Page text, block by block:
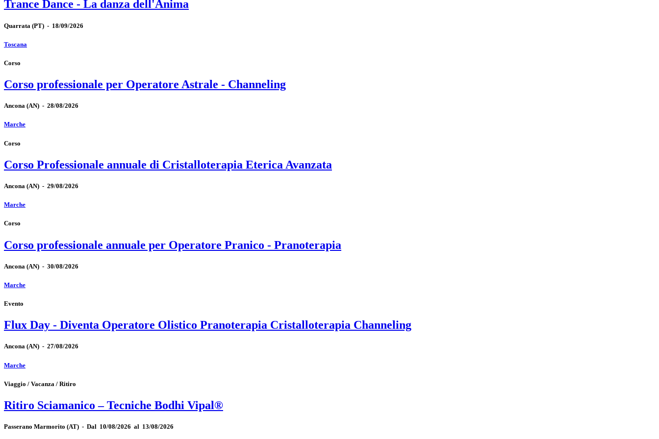
Trance Dance - La danza dell'Anima
Quarrata (PT) - 18/09/2026
Toscana
Corso
Corso professionale per Operatore Astrale - Channeling
Ancona (AN) - 28/08/2026
Marche
Corso
Corso Professionale annuale di Cristalloterapia Eterica Avanzata
Ancona (AN) - 29/08/2026
Marche
Corso
Corso professionale annuale per Operatore Pranico - Pranoterapia
Ancona (AN) - 30/08/2026
Marche
Evento
Flux Day - Diventa Operatore Olistico Pranoterapia Cristalloterapia Channeling
Ancona (AN) - 27/08/2026
Marche
Viaggio / Vacanza / Ritiro
Ritiro Sciamanico – Tecniche Bodhi Vipal®
Passerano Marmorito (AT) - Dal 10/08/2026 al 13/08/2026